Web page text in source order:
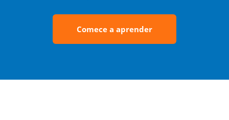
Comece a aprender